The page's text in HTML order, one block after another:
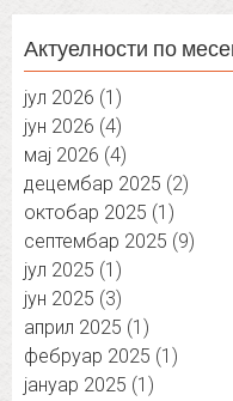
Актуелности по
јул 2026 (1)
јун 2026 (4)
мај 2026 (4)
децембар 2025 (2)
октобар 2025 (1)
септембар 2025 (9)
јул 2025 (1)
јун 2025 (3)
април 2025 (1)
фебруар 2025 (1)
јануар 2025 (1)